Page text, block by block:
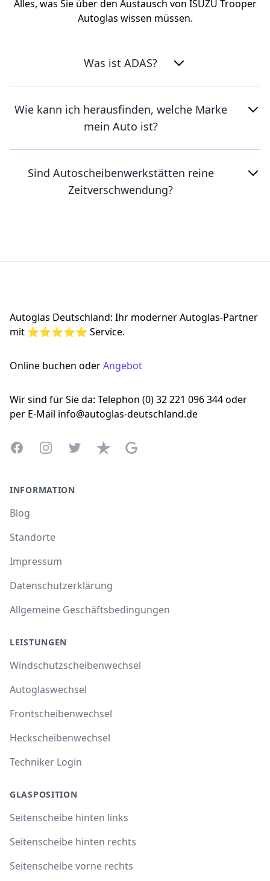
Alles, was Sie über den Austausch von ISUZU Trooper
Autoglas wissen müssen.
Was ist ADAS?
Wie kann ich herausfinden, welche Marke
mein Auto ist?
Sind Autoscheibenwerkstätten reine
Zeitverschwendung?
Autoglas Deutschland: Ihr moderner Autoglas-Partner
mit ⭐⭐⭐⭐⭐ Service.
Online buchen oderAngebot
Wir sind für Sie da: Telephon (0) 32 221 096 344 oder
per E-Mail info@autoglas-deutschland.de
FacebookInstagramTwitterTrustpilotGoogle Business Profile
INFORMATION
Blog
Standorte
Impressum
Datenschutzerklärung
Allgemeine Geschäftsbedingungen
LEISTUNGEN
Windschutzscheibenwechsel
Autoglaswechsel
Frontscheibenwechsel
Heckscheibenwechsel
Techniker Login
GLASPOSITION
Seitenscheibe hinten links
Seitenscheibe hinten rechts
Seitenscheibe vorne rechts